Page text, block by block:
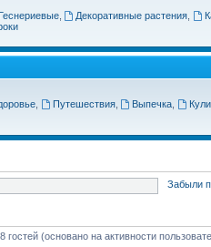
Геснериевые, Декоративные растения
, Путешествия, Выпечка
Забыли
(основано на активности